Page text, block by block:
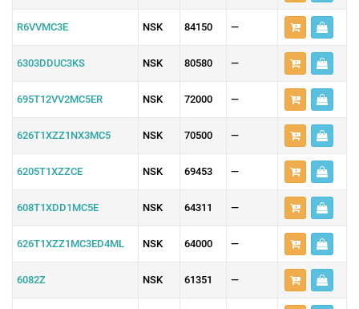
R6VVMC3E NSK 84150 —
6303DDUC3KS NSK 80580 —
695T12VV2MC5ER NSK 72000 —
626T1XZZ1NX3MC5 NSK 70500 —
6205T1XZZCE NSK 69453 —
608T1XDD1MC5E NSK 64311 —
626T1XZZ1MC3ED4ML NSK 64000 —
6082Z NSK 61351 —